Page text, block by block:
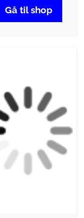
Gå til shop